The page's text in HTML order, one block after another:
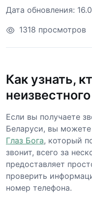
Дата обновления:
1318 просмотров
Как узнать,
Если вы получаете
Беларуси, вы можете
Глаз Бога, который
звонит, всего за
предоставляет
проверить
номер телефона.